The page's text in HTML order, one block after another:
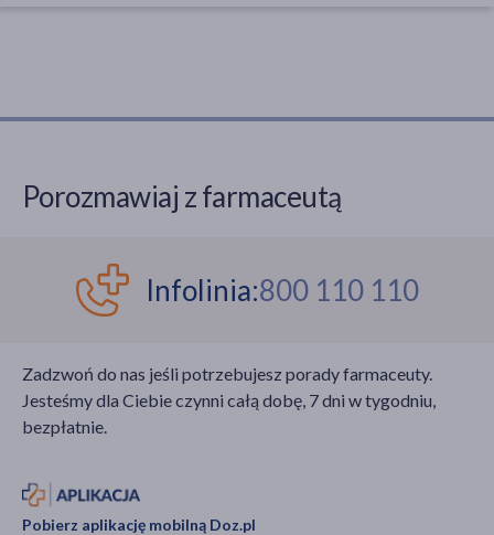
Porozmawiaj z farmaceutą
Infolinia:800 110 110
Zadzwoń do nas jeśli potrzebujesz porady farmaceuty.
Jesteśmy dla Ciebie czynni całą dobę, 7 dni w tygodniu,
bezpłatnie.
Pobierz aplikację mobilną Doz.pl